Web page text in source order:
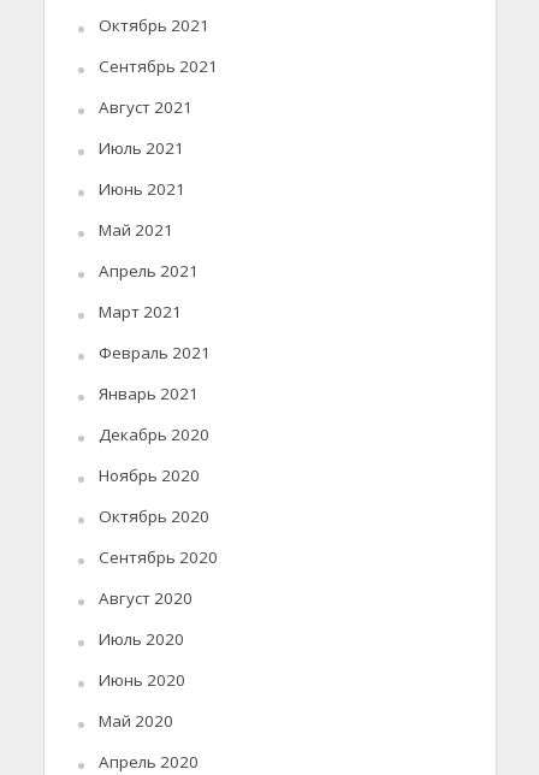
Октябрь 2021
Сентябрь 2021
Август 2021
Июль 2021
Июнь 2021
Май 2021
Апрель 2021
Март 2021
Февраль 2021
Январь 2021
Декабрь 2020
Ноябрь 2020
Октябрь 2020
Сентябрь 2020
Август 2020
Июль 2020
Июнь 2020
Май 2020
Апрель 2020